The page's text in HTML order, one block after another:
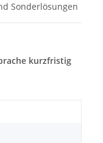
Sonderlösungen
kurzfristig